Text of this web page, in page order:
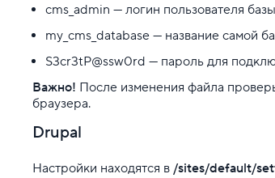
cms_admin — логин пользователя
my_cms_database — название самой
S3cr3tP@ssw0rd — пароль для
Важно! После изменения файла
браузера.
Drupal
Настройки находятся в /sites/default/